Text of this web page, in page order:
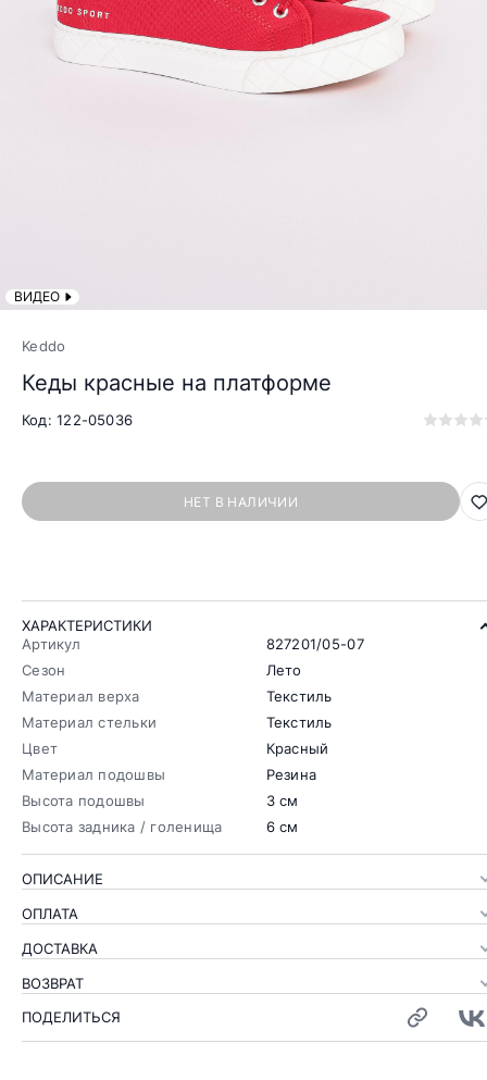
ВИДЕО
Keddo
Кеды красные на платформе
Код: 122-05036
НЕТ В НАЛИЧИИ
ХАРАКТЕРИСТИКИ
Артикул
827201/05-07
Сезон
Лето
Материал верха
Текстиль
Материал стельки
Текстиль
Цвет
Красный
Материал подошвы
Резина
Высота подошвы
3 см
Высота задника / голенища
6 см
ОПИСАНИЕ
ОПЛАТА
ДОСТАВКА
ВОЗВРАТ
ПОДЕЛИТЬСЯ